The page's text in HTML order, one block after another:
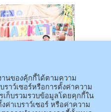
นของคุ้กกี้ได้ตามความ
าว์เซอร์หรือการตั้งค่าความ
เก็บรวมรวบข้อมูลโดยคุกกี้ใน
าเบราว์เซอร์ หรือค่าความ